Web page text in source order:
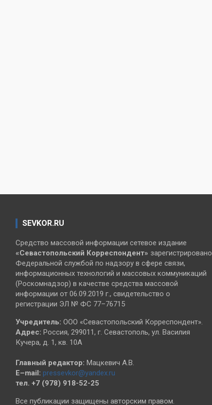
SEVKOR.RU
Средство массовой информации сетевое издание
«Севастопольский Корреспондент» зарегистрировано
Федеральной службой по надзору в сфере связи,
информационных технологий и массовых коммуникаций
(Роскомнадзор) в качестве средства массовой
информации от 06.09.2019 г., свидетельство о
регистрации ЭЛ № ФС 77–76715
Учредитель: ООО «Севастопольский Корреспондент».
Адрес: Россия, 299011, г. Севастополь, ул. Василия
Кучера, д. 1, кв. 10А
Главный редактор: Мацкевич А.В.
E–mail: pressevkor@yandex.ru
тел. +7 (978) 918-52-25
Все публикации защищены авторским правом.